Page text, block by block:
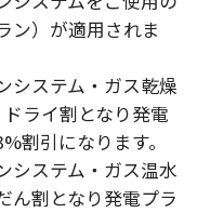
ン）が適用されま
システム・ガス乾燥
ライ割となり発電
割引になります。
システム・ガス温水
ん割となり発電プラ